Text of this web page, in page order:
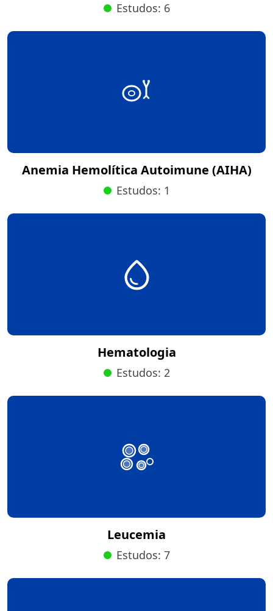
Estudos: 6
Anemia Hemolítica Autoimune (AIHA)
Estudos: 1
Hematologia
Estudos: 2
Leucemia
Estudos: 7